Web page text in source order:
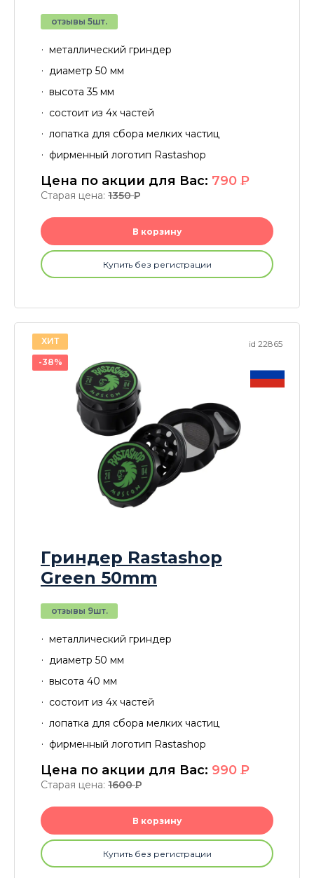
отзывы 5шт.
металлический гриндер
диаметр 50 мм
высота 35 мм
состоит из 4х частей
лопатка для сбора мелких частиц
фирменный логотип Rastashop
Цена по акции для Вас: 790 P
Старая цена: 1350P
В корзину
Купить без регистрации
id 22865
ХИТ
-38%
Гриндер Rastashop
Green 50mm
отзывы 9шт.
металлический гриндер
диаметр 50 мм
высота 40 мм
состоит из 4х частей
лопатка для сбора мелких частиц
фирменный логотип Rastashop
Цена по акции для Вас: 990 P
Старая цена: 1600P
В корзину
Купить без регистрации